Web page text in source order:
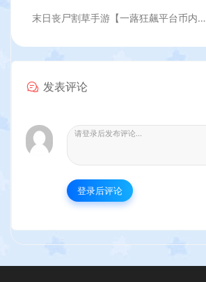
末日丧尸割草手游【一蕗狂飆平台币内购408关版】最新整理单机一键即玩镜像端+Linux手工服务端+多区+网页注册+管理后台+代理后台+商城后台+CDK授权后台+安卓苹果双端+详细搭建教程
发表评论
登录后评论